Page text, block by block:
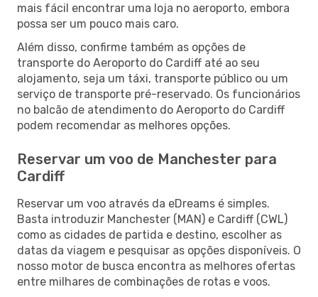
mais fácil encontrar uma loja no aeroporto, embora
possa ser um pouco mais caro.
Além disso, confirme também as opções de
transporte do Aeroporto do Cardiff até ao seu
alojamento, seja um táxi, transporte público ou um
serviço de transporte pré-reservado. Os funcionários
no balcão de atendimento do Aeroporto do Cardiff
podem recomendar as melhores opções.
Reservar um voo de Manchester para
Cardiff
Reservar um voo através da eDreams é simples.
Basta introduzir Manchester (MAN) e Cardiff (CWL)
como as cidades de partida e destino, escolher as
datas da viagem e pesquisar as opções disponíveis. O
nosso motor de busca encontra as melhores ofertas
entre milhares de combinações de rotas e voos.